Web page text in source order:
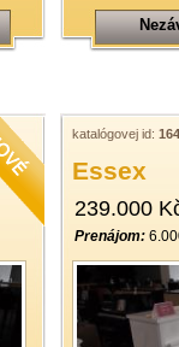
katalógovej id:
Essex
239.000
Prenájom: